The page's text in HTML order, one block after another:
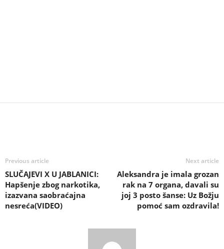
Previous article
SLUČAJEVI X U JABLANICI:
Hapšenje zbog narkotika,
izazvana saobraćajna
nesreća(VIDEO)
Next article
Aleksandra je imala grozan
rak na 7 organa, davali su
joj 3 posto šanse: Uz Božju
pomoć sam ozdravila!